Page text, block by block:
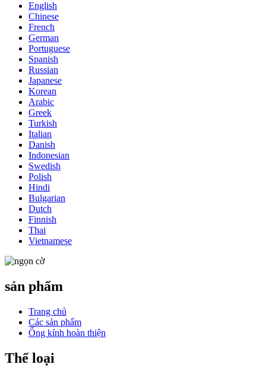
English
Chinese
French
German
Portuguese
Spanish
Russian
Japanese
Korean
Arabic
Greek
Turkish
Italian
Danish
Indonesian
Swedish
Polish
Hindi
Bulgarian
Dutch
Finnish
Thai
Vietnamese
sản phẩm
Trang chủ
Các sản phẩm
Ống kính hoàn thiện
Thể loại